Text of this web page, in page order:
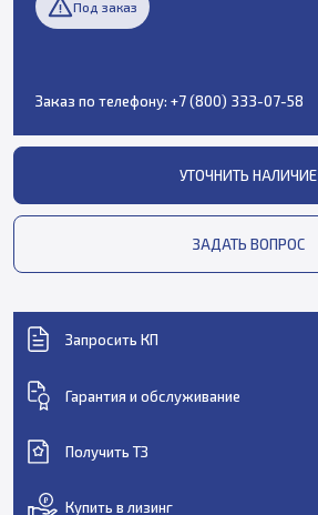
Под заказ
Заказ по телефону: +7 (800) 333-07-58
УТОЧНИТЬ НАЛИЧИЕ
ЗАДАТЬ ВОПРОС
Запросить КП
Гарантия и обслуживание
Получить ТЗ
Купить в лизинг